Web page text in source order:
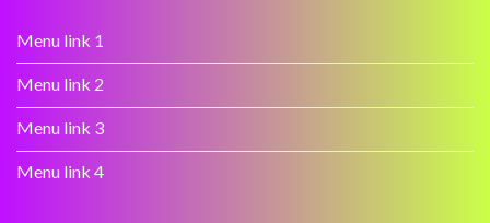
Menu link 1
Menu link 2
Menu link 3
Menu link 4